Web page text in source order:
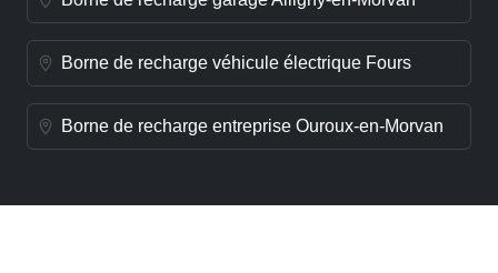
Borne de recharge véhicule électrique Fours
Borne de recharge entreprise Ouroux-en-Morvan